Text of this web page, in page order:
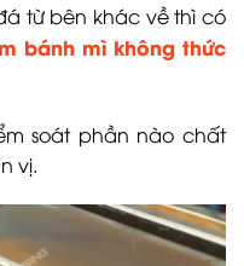
từ bên khác về thì có
bánh mì không thức
soát phần nào chất
vị.